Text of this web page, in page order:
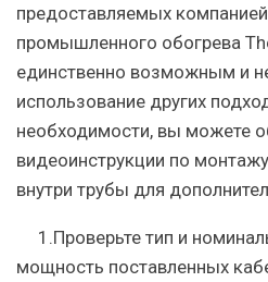
предоставляемых
промышленного обогрева
единственно возможным и
использование других
необходимости, вы можете
видеоинструкции по
внутри трубы для
1.Проверьте тип и
мощность поставленных